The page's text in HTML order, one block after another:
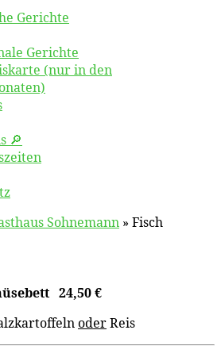
Gerichte
Gerichte
(nur in den
🔎
Sohnemann » Fisch
24,50€
oderReis